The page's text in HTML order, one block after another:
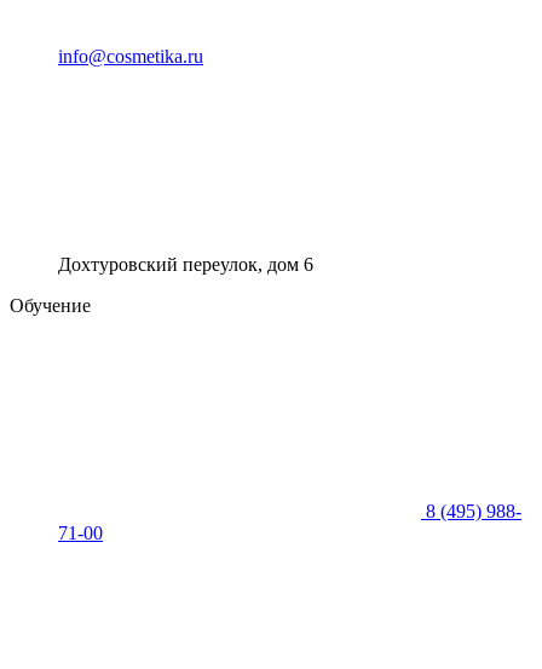
info@cosmetika.ru
Дохтуровский переулок, дом 6
Обучение
8 (495) 988-
71-00